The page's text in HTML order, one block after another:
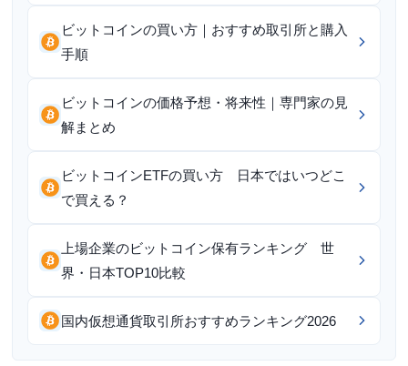
ビットコインの買い方｜おすすめ取引所と購入
手順
ビットコインの価格予想・将来性｜専門家の見
解まとめ
ビットコインETFの買い方 日本ではいつどこ
で買える？
上場企業のビットコイン保有ランキング 世
界・日本TOP10比較
国内仮想通貨取引所おすすめランキング2026